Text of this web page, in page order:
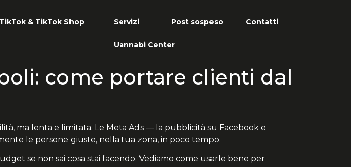
TikTok & TikTok Shop Servizi
Uannabi Center
Post sospeso Contatti
come portare clienti dal
ma lenta e limitata. Le Meta Ads — la pubblicità su Facebook e
le persone giuste, nella tua zona, in poco tempo.
se non sai cosa stai facendo. Vediamo come usarle bene per